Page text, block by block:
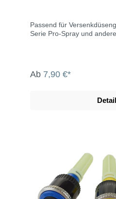
Passend für
Serie Pro-Spray und andere.
Ab 7,90 €*